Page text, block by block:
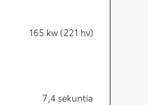
165 kw (221 hv)
7,4 sekuntia